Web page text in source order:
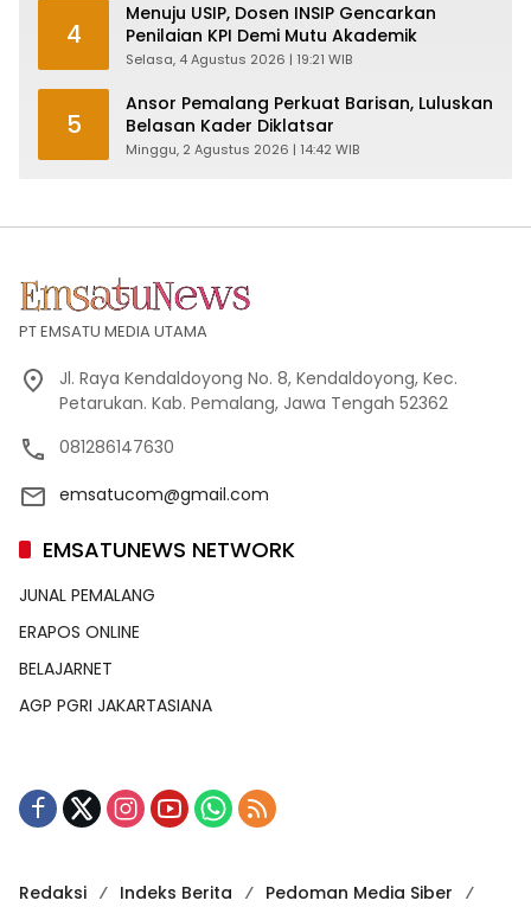
4
Menuju USIP, Dosen INSIP Gencarkan
Penilaian KPI Demi Mutu Akademik
Selasa, 4 Agustus 2026 | 19:21 WIB
5
Ansor Pemalang Perkuat Barisan, Luluskan
Belasan Kader Diklatsar
Minggu, 2 Agustus 2026 | 14:42 WIB
PT EMSATU MEDIA UTAMA
Jl. Raya Kendaldoyong No. 8, Kendaldoyong, Kec.
Petarukan. Kab. Pemalang, Jawa Tengah 52362
081286147630
emsatucom@gmail.com
EMSATUNEWS NETWORK
JUNAL PEMALANG
ERAPOS ONLINE
BELAJARNET
AGP PGRI JAKARTASIANA
Redaksi Indeks Berita Pedoman Media Siber